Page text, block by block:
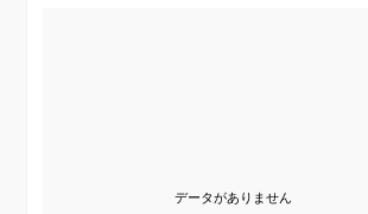
データがありません